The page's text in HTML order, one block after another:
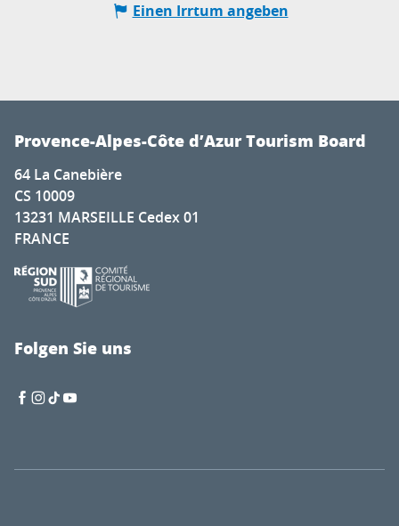
Einen Irrtum angeben
Provence-Alpes-Côte d’Azur Tourism Board
64 La Canebière
CS 10009
13231 MARSEILLE Cedex 01
FRANCE
Folgen Sie uns